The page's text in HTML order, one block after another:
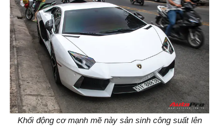
Khối động cơ mạnh mẽ này sản sinh công suất lên